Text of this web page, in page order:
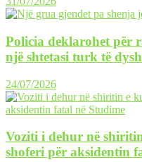
Policia deklarohet për
një shtetasi turk të
24/07/2026
Voziti i dehur në
shoferi për aksidentin